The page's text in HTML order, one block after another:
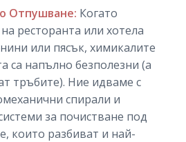
Отпушване: Когато
ресторанта или хотела
или пясък, химикалите
са напълно безполезни (а
тръбите). Ние идваме с
спирали и
за почистване под
които разбиват и най-